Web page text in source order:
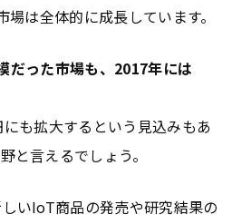
は全体的に成長しています。
だった市場も、2017年には
も拡大するという見込みもあ
と言えるでしょう。
いIoT商品の発売や研究結果の